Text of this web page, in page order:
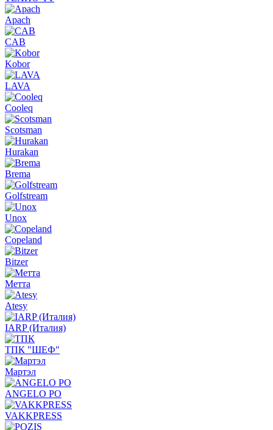
Apach
CAB
Kobor
LAVA
Cooleq
Scotsman
Hurakan
Brema
Golfstream
Unox
Copeland
Bitzer
Метта
Atesy
IARP (Италия)
ТПК "ШЕФ"
Мартэл
ANGELO PO
VAKKPRESS